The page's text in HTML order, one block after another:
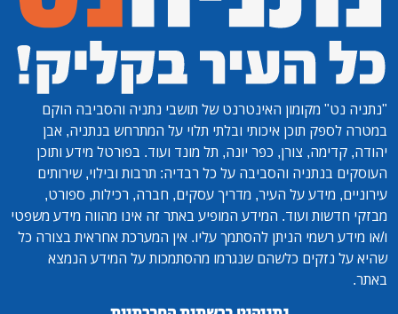
"נתניה נט" מקומון האינטרנט של תושבי נתניה והסביבה הוקם
במטרה לספק תוכן איכותי ובלתי תלוי על המתרחש בנתניה, אבן
יהודה, קדימה, צורן, כפר יונה, תל מונד ועוד. בפורטל מידע ותוכן
העוסקים בנתניה והסביבה על כל רבדיה: תרבות ובילוי, שירותים
עירוניים, מידע על העיר, מדריך עסקים, חברה, רכילות, ספורט,
מבזקי חדשות ועוד. המידע המופיע באתר זה אינו מהווה מידע משפטי
ו/או מידע רשמי הניתן להסתמך עליו. אין המערכת אחראית בצורה כל
שהיא על נזקים כלשהם שנגרמו מהסתמכות על המידע הנמצא
באתר.